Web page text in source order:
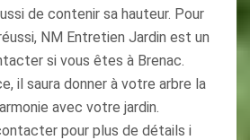
de contenir sa hauteur. Pour
NM Entretien Jardin est un
si vous êtes à Brenac.
il saura donner à votre arbre la
avec votre jardin.
pour plus de détails i